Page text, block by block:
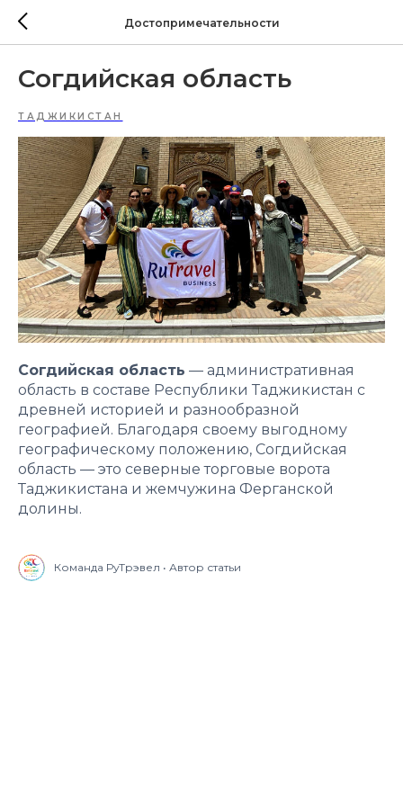
Достопримечательности
Согдийская область
ТАДЖИКИСТАН
Согдийская область — административная
область в составе Республики Таджикистан с
древней историей и разнообразной
географией. Благодаря своему выгодному
географическому положению, Согдийская
область — это северные торговые ворота
Таджикистана и жемчужина Ферганской
долины.
Команда РуТрэвел • Автор статьи